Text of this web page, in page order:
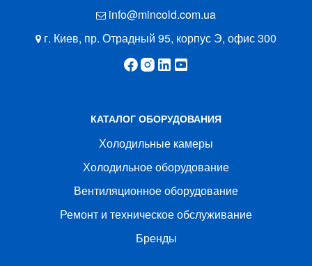
info@mincold.com.ua
г. Киев, пр. Отрадный 95, корпус Э, офис 300
КАТАЛОГ ОБОРУДОВАНИЯ
Холодильные камеры
Холодильное оборудование
Вентиляционное оборудование
Ремонт и техническое обслуживание
Бренды